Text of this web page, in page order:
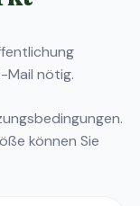
Mail nötig.
.
können Sie